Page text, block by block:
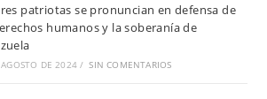
patriotas se pronuncian en defensa de
humanos y la soberanía de
DE 2024 / SIN COMENTARIOS